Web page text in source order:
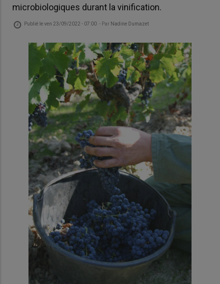
microbiologiques durant la vinification.
Publié leven 23/09/2022 - 07:00 - Par Nadine Dumazet